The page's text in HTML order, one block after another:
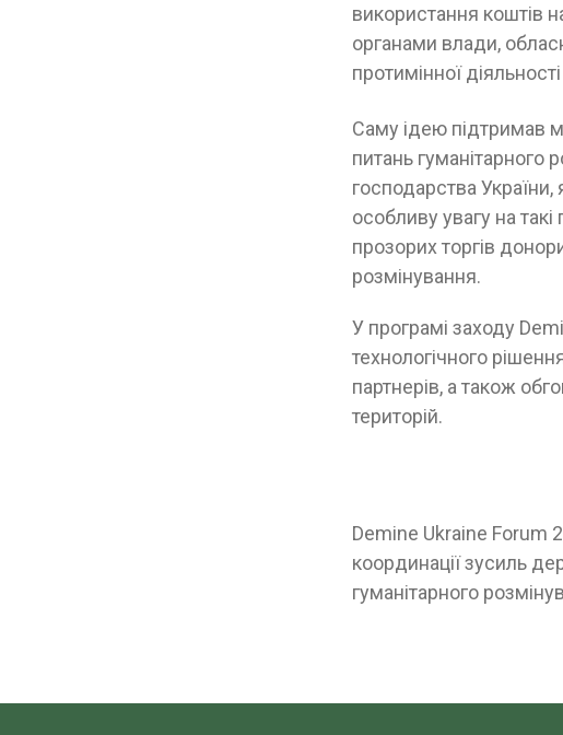
використання коштів
органами влади,
протимінної
Саму ідею підтримав
питань гуманітарного
господарства
особливу увагу на
прозорих торгів
розмінування.
У програмі заходу
технологічного
партнерів, а також
територій.
Demine Ukraine Forum
координації зусиль
гуманітарного